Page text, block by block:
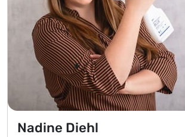
Nadine Diehl